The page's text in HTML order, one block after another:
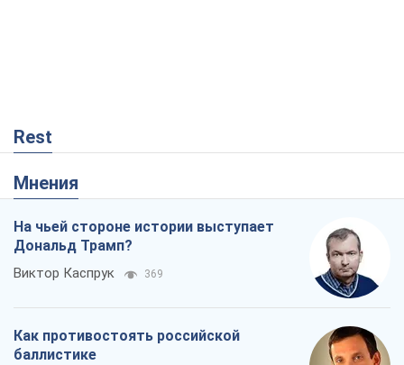
Rest
Мнения
На чьей стороне истории выступает
Дональд Трамп?
Виктор Каспрук 369
Как противостоять российской
баллистике